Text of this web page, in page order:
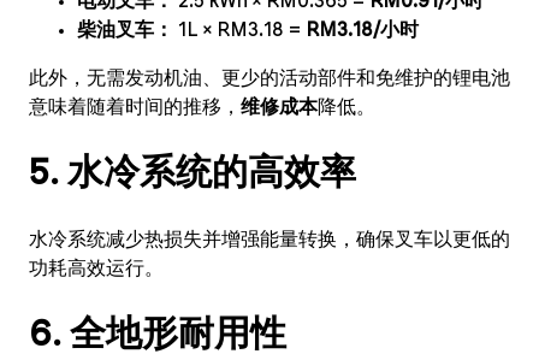
柴油叉车：
1L × RM3.18 = RM3.18/小时
此外，无需发动机油、更少的活动部件和免维护的锂电池
意味着随着时间的推移， 维修成本降低。
5. 水冷系统的高效率
水冷系统减少热损失并增强能量转换，确保叉车以更低的
功耗高效运行。
6. 全地形耐用性